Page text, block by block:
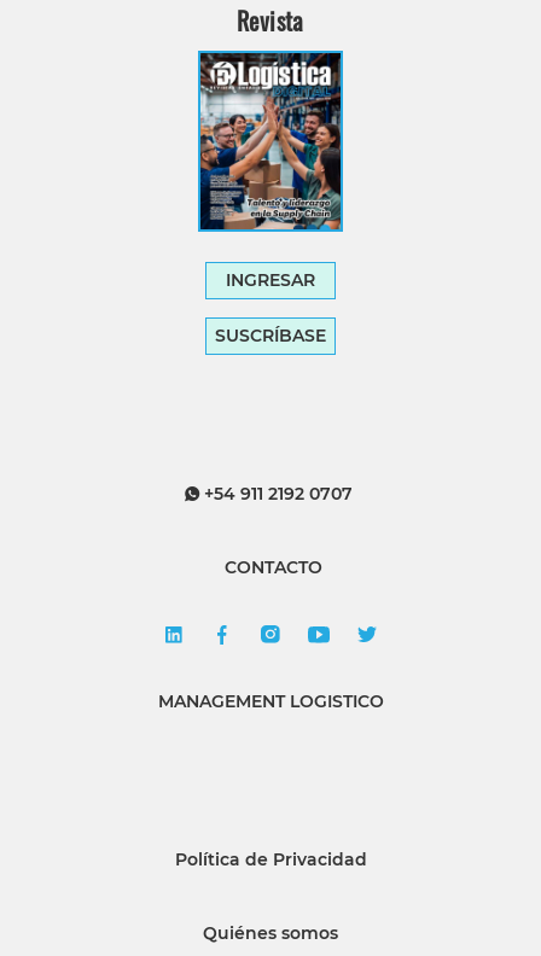
Revista
INGRESAR
SUSCRÍBASE
+54 911 2192 0707
CONTACTO
MANAGEMENT LOGISTICO
Política de Privacidad
Quiénes somos